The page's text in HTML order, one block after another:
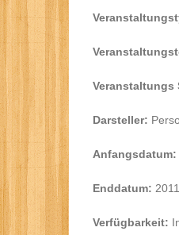
Veranstaltungs
Darsteller:
Anfangsdatum:
Enddatum:
Verfügbarkeit: